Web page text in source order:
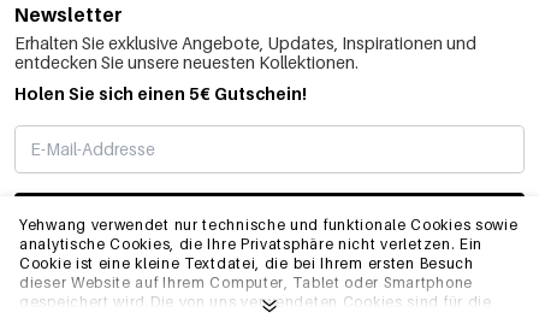
Yehwang verwendet nur technische und funktionale Cookies sowie
analytische Cookies, die Ihre Privatsphäre nicht verletzen. Ein
Cookie ist eine kleine Textdatei, die bei Ihrem ersten Besuch
dieser Website auf Ihrem Computer, Tablet oder Smartphone
gespeichert wird.Die von uns verwendeten Cookies sind für die
Newsletter
Erhalten Sie exklusive Angebote, Updates, Inspirationen und
entdecken Sie unsere neuesten Kollektionen.
Holen Sie sich einen 5€ Gutschein!
ABONNIEREN
INFO